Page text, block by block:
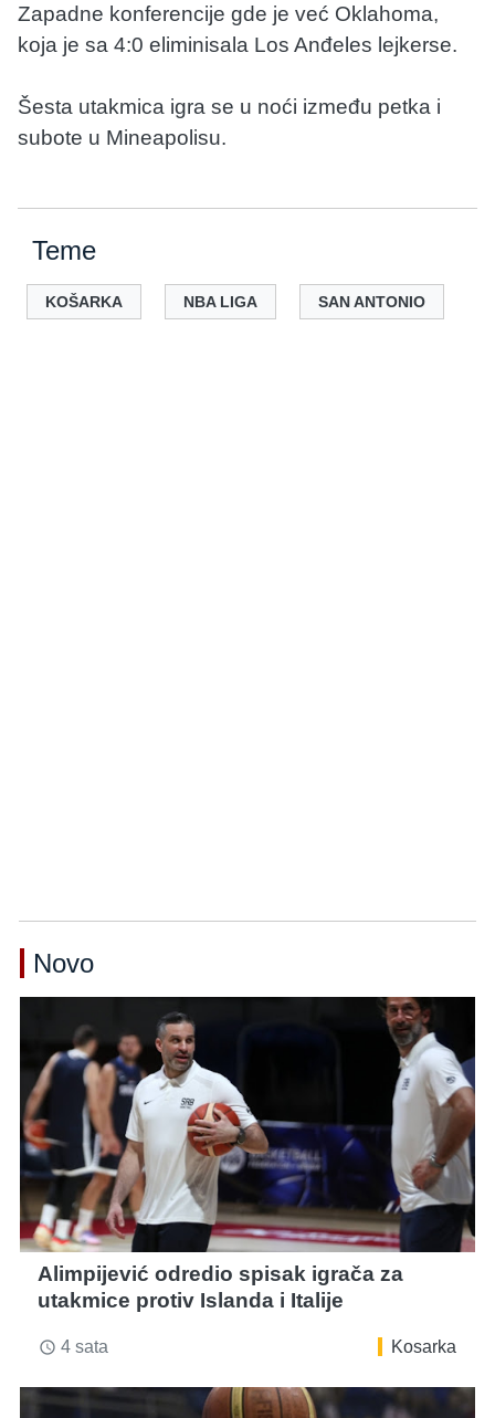
Zapadne konferencije gde je već Oklahoma,
koja je sa 4:0 eliminisala Los Anđeles lejkerse.
Šesta utakmica igra se u noći između petka i
subote u Mineapolisu.
Teme
KOŠARKA NBA LIGA SAN ANTONIO
Novo
Alimpijević odredio spisak igrača za
utakmice protiv Islanda i Italije
access_time 4 sata Kosarka